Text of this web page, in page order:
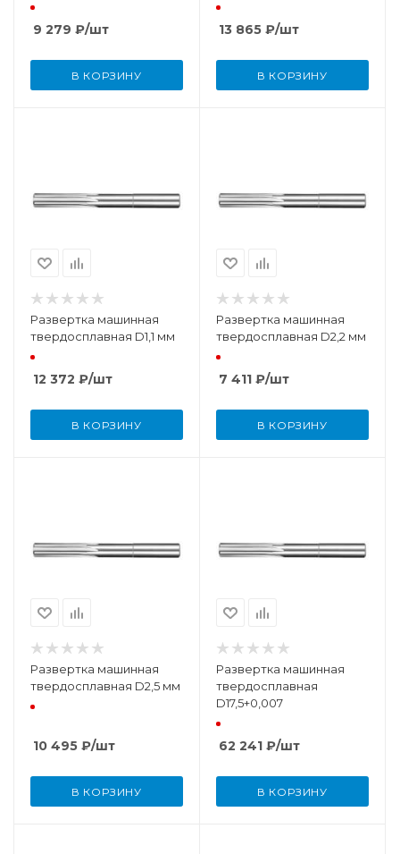
9 279 ₽/шт
В КОРЗИНУ
13 865 ₽/шт
В КОРЗИНУ
Развертка машинная
твердосплавная D1,1 мм
12 372 ₽/шт
В КОРЗИНУ
Развертка машинная
твердосплавная D2,2 мм
7 411 ₽/шт
В КОРЗИНУ
Развертка машинная
твердосплавная D2,5 мм
10 495 ₽/шт
В КОРЗИНУ
Развертка машинная
твердосплавная
D17,5+0,007
62 241 ₽/шт
В КОРЗИНУ